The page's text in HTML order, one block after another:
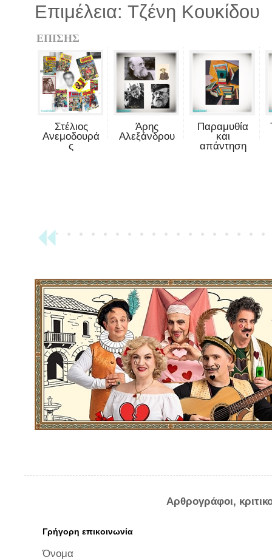
Επιμέλεια: Τζένη Κουκίδου
ΕΠΙΣΗΣ
Στέλιος
Ανεμοδουρά
ς
Άρης
Αλεξάνδρου
Παραμυθία
και
απάντηση
Αρθρογράφοι,
Γρήγορη επικοινωνία
Όνομα